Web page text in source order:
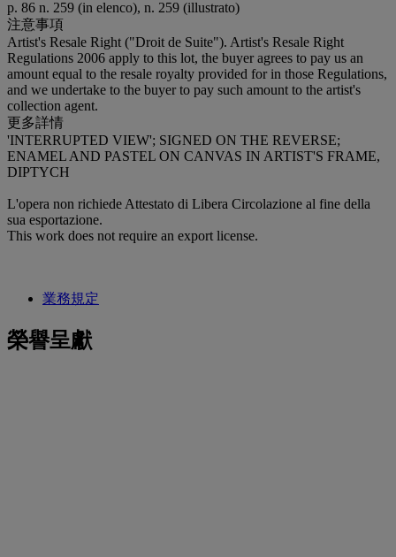
p. 86 n. 259 (in elenco), n. 259 (illustrato)
注意事項
Artist's Resale Right ("Droit de Suite"). Artist's Resale Right
Regulations 2006 apply to this lot, the buyer agrees to pay us an
amount equal to the resale royalty provided for in those Regulations,
and we undertake to the buyer to pay such amount to the artist's
collection agent.
更多詳情
'INTERRUPTED VIEW'; SIGNED ON THE REVERSE;
ENAMEL AND PASTEL ON CANVAS IN ARTIST'S FRAME,
DIPTYCH
L'opera non richiede Attestato di Libera Circolazione al fine della
sua esportazione.
This work does not require an export license.
業務規定
榮譽呈獻